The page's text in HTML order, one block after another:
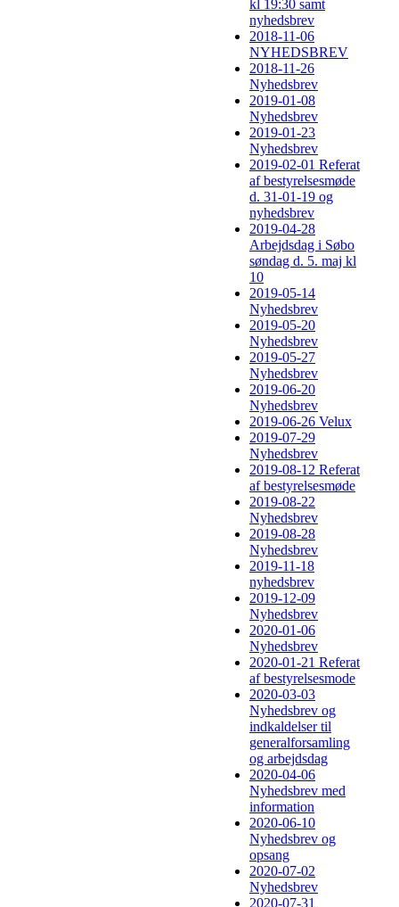
kl 19:30 samt
nyhedsbrev
2018-11-06
NYHEDSBREV
2018-11-26
Nyhedsbrev
2019-01-08
Nyhedsbrev
2019-01-23
Nyhedsbrev
2019-02-01 Referat
af bestyrelsesmøde
d. 31-01-19 og
nyhedsbrev
2019-04-28
Arbejdsdag i Søbo
søndag d. 5. maj kl
10
2019-05-14
Nyhedsbrev
2019-05-20
Nyhedsbrev
2019-05-27
Nyhedsbrev
2019-06-20
Nyhedsbrev
2019-06-26 Velux
2019-07-29
Nyhedsbrev
2019-08-12 Referat
af bestyrelsesmøde
2019-08-22
Nyhedsbrev
2019-08-28
Nyhedsbrev
2019-11-18
nyhedsbrev
2019-12-09
Nyhedsbrev
2020-01-06
Nyhedsbrev
2020-01-21 Referat
af bestyrelsesmode
2020-03-03
Nyhedsbrev og
indkaldelser til
generalforsamling
og arbejdsdag
2020-04-06
Nyhedsbrev med
information
2020-06-10
Nyhedsbrev og
opsang
2020-07-02
Nyhedsbrev
2020-07-31